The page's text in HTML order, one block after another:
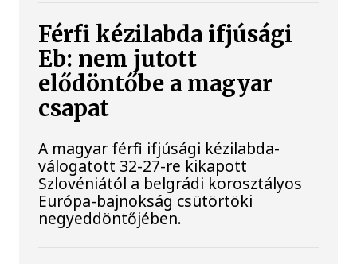
Férfi kézilabda ifjúsági
Eb: nem jutott
elődöntőbe a magyar
csapat
A magyar férfi ifjúsági kézilabda-
válogatott 32-27-re kikapott
Szlovéniától a belgrádi korosztályos
Európa-bajnokság csütörtöki
negyeddöntőjében.